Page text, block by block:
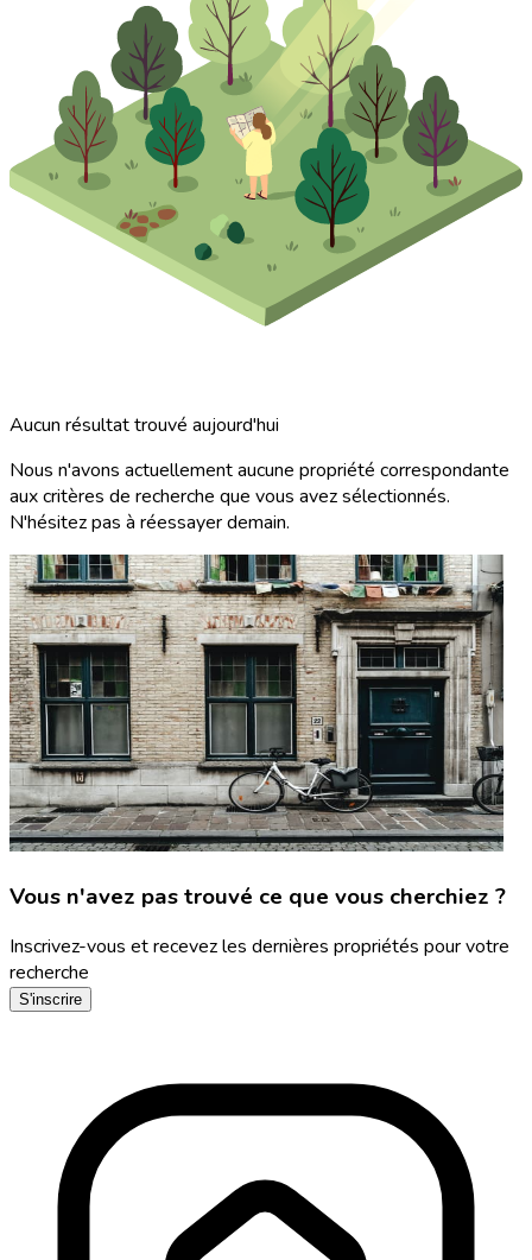
Aucun résultat trouvé aujourd'hui
Nous n'avons actuellement aucune propriété correspondante
aux critères de recherche que vous avez sélectionnés.
N'hésitez pas à réessayer demain.
Vous n'avez pas trouvé ce que vous cherchiez ?
Inscrivez-vous et recevez les dernières propriétés pour votre
recherche
S'inscrire